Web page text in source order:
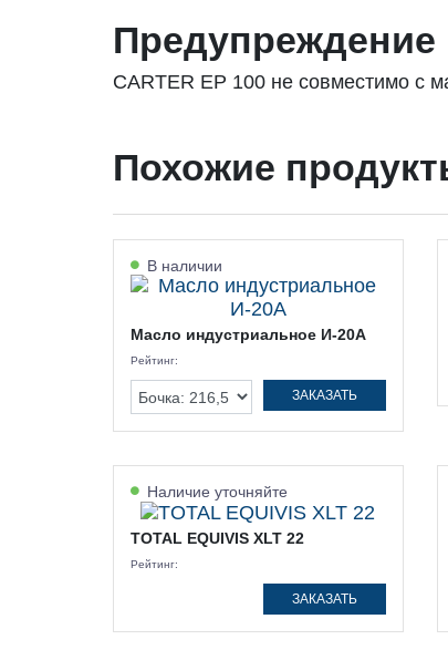
Предупреждение
CARTER EP 100 не совместимо с
Похожие
В наличии
Масло индустриальное И-20А
Рейтинг:
ЗАКАЗАТЬ
Наличие уточняйте
TOTAL EQUIVIS XLT 22
Рейтинг:
ЗАКАЗАТЬ